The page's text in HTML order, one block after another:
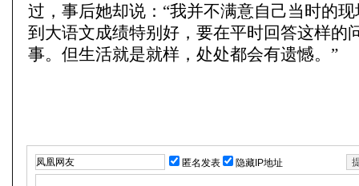
过，事后她却说：“我并不满意自己当时的
到大语文成绩特别好，要在平时回答这样的
事。但生活就是就样，处处都会有遗憾。”
匿名发表 隐藏IP地址